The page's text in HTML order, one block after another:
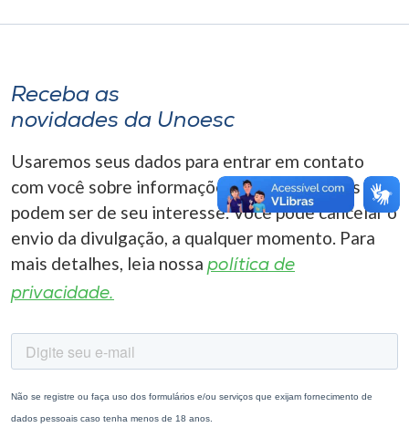
Receba as
novidades da Unoesc
Usaremos seus dados para entrar em contato
com você sobre informações correlacionadas que
podem ser de seu interesse. Você pode cancelar o
envio da divulgação, a qualquer momento. Para
mais detalhes, leia nossa política de
privacidade.